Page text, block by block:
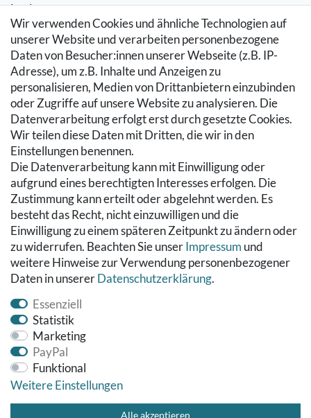
Wir verwenden Cookies und ähnliche Technologien auf
unserer Website und verarbeiten personenbezogene
Daten von Besucher:innen unserer Webseite (z.B. IP-
Adresse), um z.B. Inhalte und Anzeigen zu
personalisieren, Medien von Drittanbietern einzubinden
oder Zugriffe auf unsere Website zu analysieren. Die
Datenverarbeitung erfolgt erst durch gesetzte Cookies.
Wir teilen diese Daten mit Dritten, die wir in den
Einstellungen benennen.
Die Datenverarbeitung kann mit Einwilligung oder
aufgrund eines berechtigten Interesses erfolgen. Die
Zustimmung kann erteilt oder abgelehnt werden. Es
besteht das Recht, nicht einzuwilligen und die
Einwilligung zu einem späteren Zeitpunkt zu ändern oder
zu widerrufen. Beachten Sie unserImpressum und
weitere Hinweise zur Verwendung personenbezogener
Daten in unsererDaten­schutz­erklärung.
Essenziell
Statistik
Marketing
PayPal
Funktional
Weitere Einstellungen
Alle akzeptieren
Login
SERVICE
Zahlung & Versand
Warenkorb
Zur Kasse
Hilfe
RECHTLICHES
Kontakt
Datenschutzerklärung
AGB
Impressum
Hinweise zur Batterieentsorgung
Widerrufs­recht
Vertrag widerrufen
© Copyright 2026 Fußbodenreinigung24 GmbH | Alle Rechte